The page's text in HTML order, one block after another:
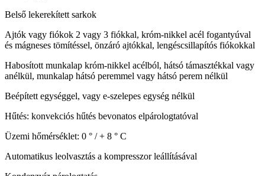
Belső lekerekített sarkok
Ajtók vagy fiókok 2 vagy 3 fiókkal, króm-nikkel acél fogantyúval
és mágneses tömítéssel, önzáró ajtókkal, lengéscsillapítós fiókokkal
Habosított munkalap króm-nikkel acélból, hátsó támasztékkal vagy
anélkül, munkalap hátsó peremmel vagy hátsó perem nélkül
Beépített egységgel, vagy e-szelepes egység nélkül
Hűtés: konvekciós hűtés bevonatos elpárologtatóval
Üzemi hőmérséklet: 0 ° / + 8 ° C
Automatikus leolvasztás a kompresszor leállításával